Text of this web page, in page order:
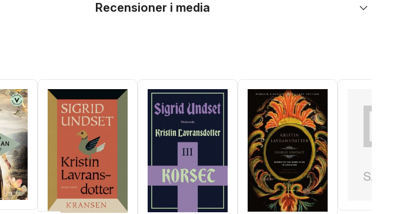
Recensioner i media